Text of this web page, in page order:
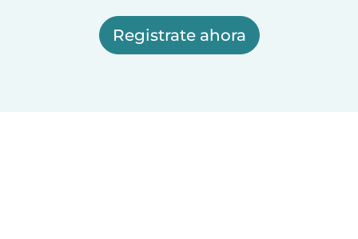
Registrate ahora